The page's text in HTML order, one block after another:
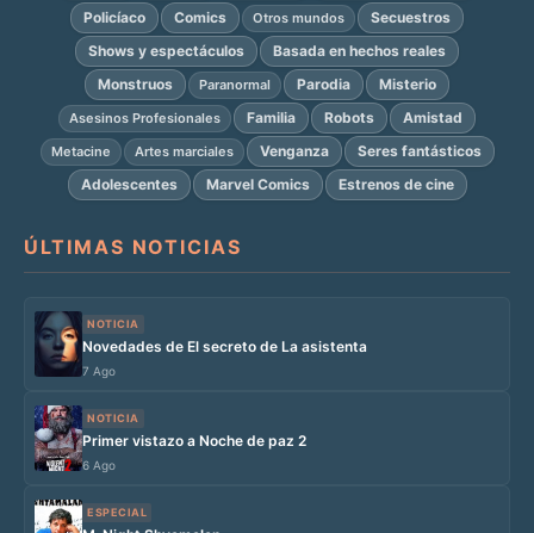
Policíaco
Comics Otros mundos
Secuestros
Shows y espectáculos
Basada en hechos reales
Monstruos
Paranormal Parodia Misterio
Asesinos Profesionales Familia Robots Amistad
Metacine Artes marciales Venganza
Seres fantásticos
Adolescentes
Marvel Comics Estrenos de cine
ÚLTIMAS NOTICIAS
NOTICIA
Novedades de El secreto de La asistenta
7 Ago
NOTICIA
Primer vistazo a Noche de paz 2
6 Ago
ESPECIAL